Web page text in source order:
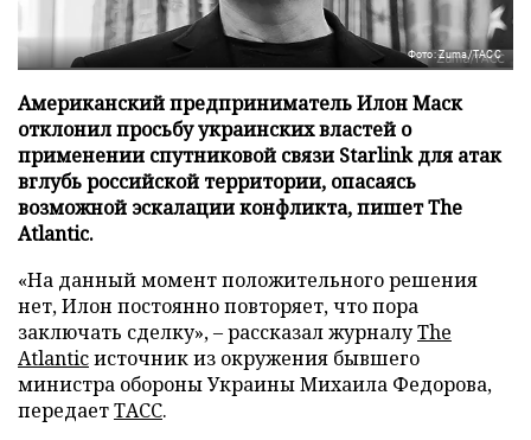
Фото: Zuma/ТАСС
Американский предприниматель Илон Маск
отклонил просьбу украинских властей о
применении спутниковой связи Starlink для атак
вглубь российской территории, опасаясь
возможной эскалации конфликта, пишет The
Atlantic.
«На данный момент положительного решения
нет, Илон постоянно повторяет, что пора
заключать сделку», – рассказал журналуThe
Atlanticисточник из окружения бывшего
министра обороны Украины Михаила Федорова,
передаетТАСС.